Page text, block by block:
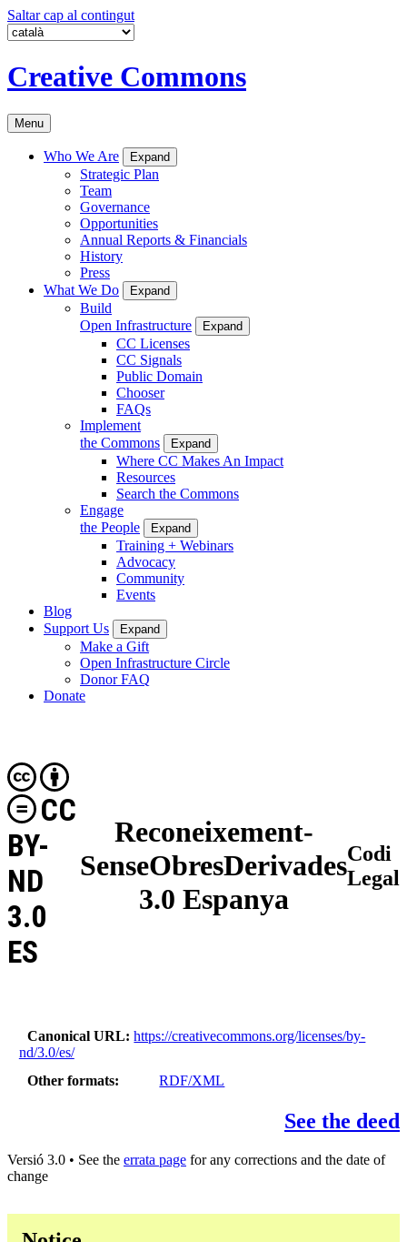
Saltar cap al contingut
Creative Commons
Menu
Who We Are Expand
Strategic Plan
Team
Governance
Opportunities
Annual Reports & Financials
History
Press
What We Do
Expand
Build
Open Infrastructure
Expand
CC Licenses
CC Signals
Public Domain
Chooser
FAQs
Implement
the Commons
Expand
Where CC Makes An Impact
Resources
Search the Commons
Engage
the People
Expand
Training + Webinars
Advocacy
Community
Events
Blog
Support Us
Expand
Make a Gift
Open Infrastructure Circle
Donor FAQ
Donate
Reconeixement-
SenseObresDerivades
3.0 Espanya
CC
BY-
ND
3.0
ES
Codi
Legal
Canonical URL
https://creativecommons.org/licenses/by-
nd/3.0/es/
Other formats
RDF/XML
See the deed
Versió 3.0 • See the errata page for any corrections and the date of
change